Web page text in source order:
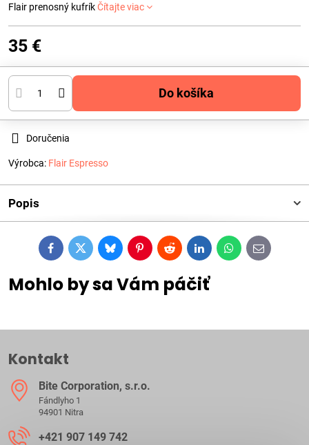
Flair prenosný kufríkČítajte viac
35 €
Do košíka
Doručenia
Výrobca: Flair Espresso
Popis
FacebookTwitterBlueskyPinterestRedditLinkedInWhatsApp
E-
mail
Mohlo by sa Vám páčiť
Kontakt
Bite Corporation, s​.r​.o​.
Fándlyho 1
94901 Nitra
+421 907 149 742